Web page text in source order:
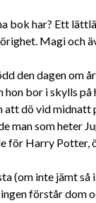
bok har? Ett
Magi och
den dagen om
hon bor i skylls
att dö vid
man som heter
för Harry Potter,
(om inte jämt
förstår dom